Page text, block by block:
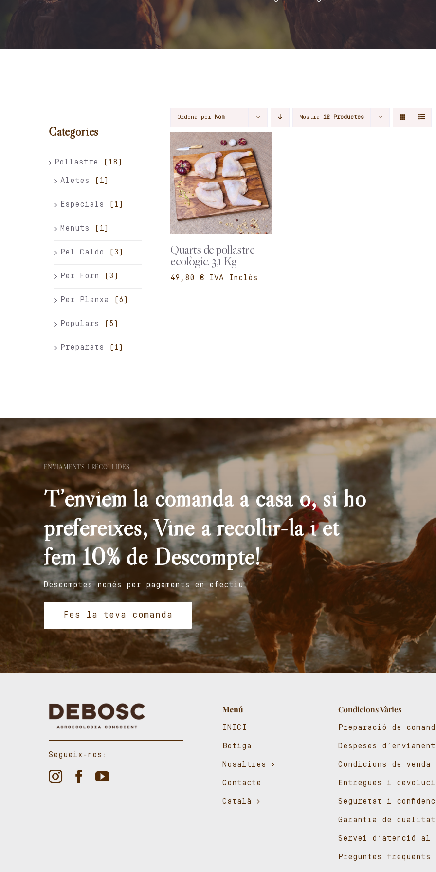
Categories
Pollastre (18)
Aletes (1)
Especials (1)
Menuts (1)
Pel Caldo (3)
Per Forn (3)
Per Planxa (6)
Populars (5)
Preparats (1)
Ordena per Nom Mostra12 Productes
Quarts de pollastre
ecològic. 3,1 Kg
€
ENVIAMENTS I RECOLLIDES
T’enviem la comanda a casa o, si ho
prefereixes, Vine a recollir-la i et
fem 10% de Descompte!
Descomptes només per pagaments en efectiu
Fes la teva comanda
Segueix-nos:
Menú
INICI
Botiga
Nosaltres
Contacte
Català
Condicions Vàries
Preparació de
Despeses d’enviament
Condicions de venda
Entregues i
Seguretat i
Garantia de qualitat
Servei d’atenció
Preguntes freqüents